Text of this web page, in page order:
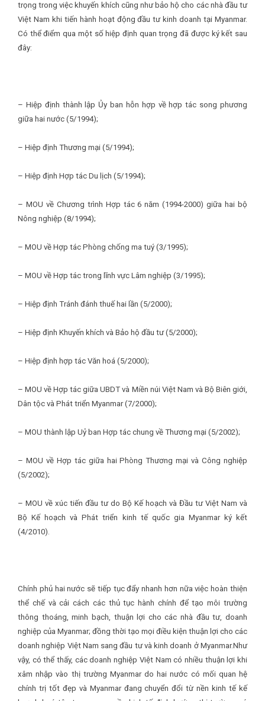
trọng trong việc khuyến khích cũng như bảo hộ cho các nhà đầu tư
Việt Nam khi tiến hành hoạt động đầu tư kinh doanh tại Myanmar.
Có thể điểm qua một số hiệp định quan trọng đã được ký kết sau
đây:
– Hiệp định thành lập Ủy ban hỗn hợp về hợp tác song phương
giữa hai nước (5/1994);
– Hiệp định Thương mại (5/1994);
– Hiệp định Hợp tác Du lịch (5/1994);
– MOU về Chương trình Hợp tác 6 năm (1994-2000) giữa hai bộ
Nông nghiệp (8/1994);
– MOU về Hợp tác Phòng chống ma tuý (3/1995);
– MOU về Hợp tác trong lĩnh vực Lâm nghiệp (3/1995);
– Hiệp định Tránh đánh thuế hai lần (5/2000);
– Hiệp định Khuyến khích và Bảo hộ đầu tư (5/2000);
– Hiệp định hợp tác Văn hoá (5/2000);
– MOU về Hợp tác giữa UBDT và Miền núi Việt Nam và Bộ Biên giới,
Dân tộc và Phát triển Myanmar (7/2000);
– MOU thành lập Uỷ ban Hợp tác chung về Thương mại (5/2002);
– MOU về Hợp tác giữa hai Phòng Thương mại và Công nghiệp
(5/2002);
– MOU về xúc tiến đầu tư do Bộ Kế hoạch và Đầu tư Việt Nam và
Bộ Kế hoạch và Phát triển kinh tế quốc gia Myanmar ký kết
(4/2010).
Chính phủ hai nước sẽ tiếp tục đẩy nhanh hơn nữa việc hoàn thiện
thể chế và cải cách các thủ tục hành chính để tạo môi trường
thông thoáng, minh bạch, thuận lợi cho các nhà đầu tư, doanh
nghiệp của Myanmar; đồng thời tạo mọi điều kiện thuận lợi cho các
doanh nghiệp Việt Nam sang đầu tư và kinh doanh ở Myanmar.Như
vậy, có thể thấy, các doanh nghiệp Việt Nam có nhiều thuận lợi khi
xâm nhập vào thị trường Myanmar do hai nước có mối quan hệ
chính trị tốt đẹp và Myanmar đang chuyển đổi từ nền kinh tế kế